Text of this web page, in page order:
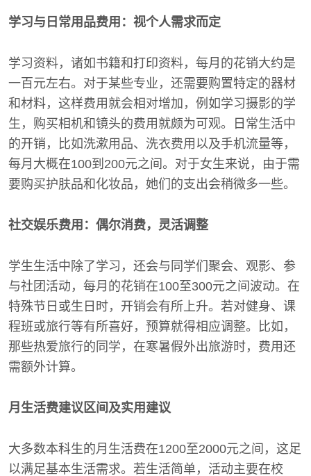
学习与日常用品费用：视个人需求而定
学习资料，诸如书籍和打印资料，每月的花销大约是
一百元左右。对于某些专业，还需要购置特定的器材
和材料，这样费用就会相对增加，例如学习摄影的学
生，购买相机和镜头的费用就颇为可观。日常生活中
的开销，比如洗漱用品、洗衣费用以及手机流量等，
每月大概在100到200元之间。对于女生来说，由于需
要购买护肤品和化妆品，她们的支出会稍微多一些。
社交娱乐费用：偶尔消费，灵活调整
学生生活中除了学习，还会与同学们聚会、观影、参
与社团活动，每月的花销在100至300元之间波动。在
特殊节日或生日时，开销会有所上升。若对健身、课
程班或旅行等有所喜好，预算就得相应调整。比如，
那些热爱旅行的同学，在寒暑假外出旅游时，费用还
需额外计算。
月生活费建议区间及实用建议
大多数本科生的月生活费在1200至2000元之间，这足
以满足基本生活需求。若生活简单，活动主要在校